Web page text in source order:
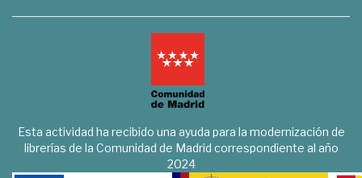
Esta actividad ha recibido una ayuda para la modernización de
librerías de la Comunidad de Madrid correspondiente al año
2024